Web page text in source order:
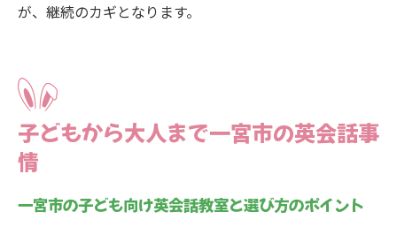
が、継続のカギとなります。
子どもから大人まで一宮市の英会話事
情
一宮市の子ども向け英会話教室と選び方のポイント